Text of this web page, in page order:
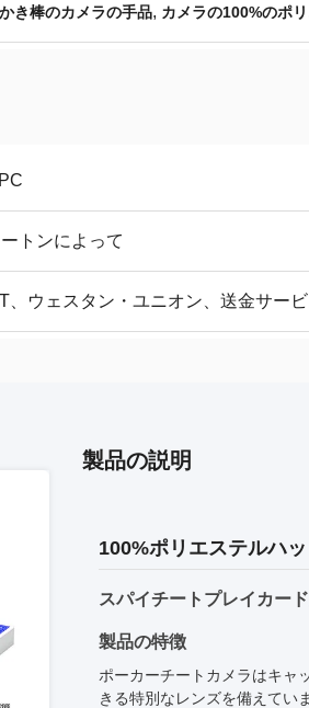
き棒のカメラの手品, カメラの100%のポ
トンによって
、ウェスタン・ユニオン、送金サービ
製品の説明
100%ポリエステルハ
スパイチートプレイカー
製品の特徴
ポーカーチートカメラはキャ
きる特別なレンズを備えてい